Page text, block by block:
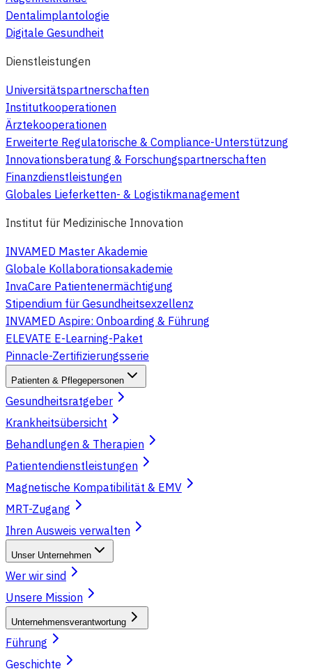
Dentalimplantologie
Digitale Gesundheit
Dienstleistungen
Universitätspartnerschaften
Institutkooperationen
Ärztekooperationen
Erweiterte Regulatorische & Compliance-Unterstützung
Innovationsberatung & Forschungspartnerschaften
Finanzdienstleistungen
Globales Lieferketten- & Logistikmanagement
Institut für Medizinische Innovation
INVAMED Master Akademie
Globale Kollaborationsakademie
InvaCare Patientenermächtigung
Stipendium für Gesundheitsexzellenz
INVAMED Aspire: Onboarding & Führung
ELEVATE E-Learning-Paket
Pinnacle-Zertifizierungsserie
Patienten & Pflegepersonen
Gesundheitsratgeber
Krankheitsübersicht
Behandlungen & Therapien
Patientendienstleistungen
Magnetische Kompatibilität & EMV
MRT-Zugang
Ihren Ausweis verwalten
Unser Unternehmen
Wer wir sind
Unsere Mission
Unternehmensverantwortung
Führung
Geschichte